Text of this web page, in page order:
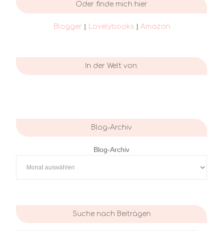
Oder finde mich hier
Blogger| Lovelybooks | Amazon
In der Welt von:
Blog-Archiv
Blog-Archiv
Suche nach Beiträgen